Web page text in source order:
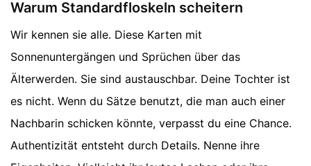
Warum Standardfloskeln scheitern
Wir kennen sie alle. Diese Karten mit
Sonnenuntergängen und Sprüchen über das
Älterwerden. Sie sind austauschbar. Deine Tochter ist
es nicht. Wenn du Sätze benutzt, die man auch einer
Nachbarin schicken könnte, verpasst du eine Chance.
Authentizität entsteht durch Details. Nenne ihre